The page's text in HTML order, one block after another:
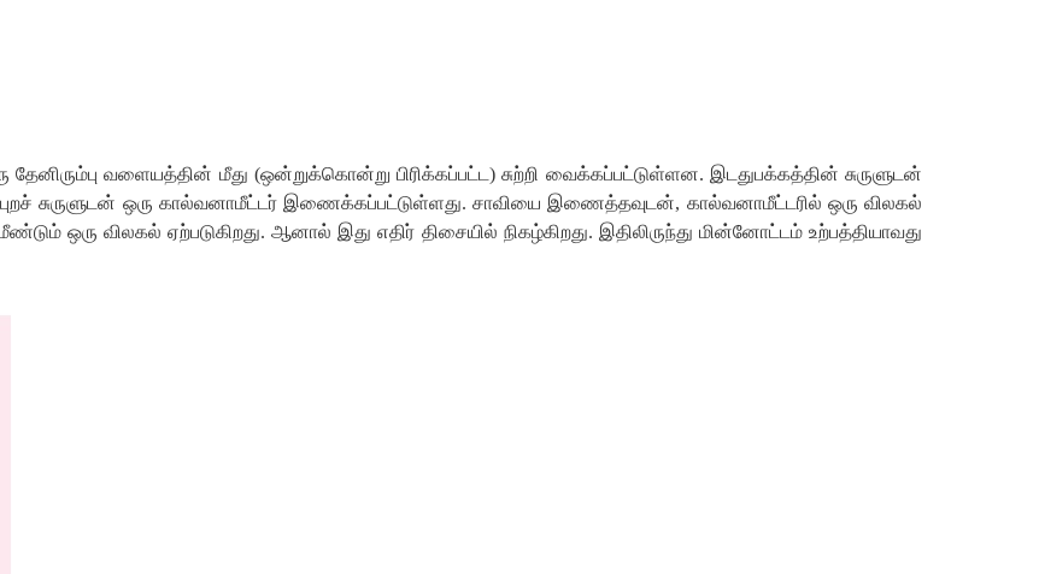
தேனிரும்பு வளையத்தின் மீது (ஒன்றுக்கொன்று பிரிக்கப்பட்ட)சுற்றி வைக்கப்பட்டுள்ளன. இடதுபக்கத்தின் சுருளுடன்
சுருளுடன் ஒரு கால்வனாமீட்டர் இணைக்கப்பட்டுள்ளது.சாவியை இணைத்தவுடன், கால்வனாமீட்டரில் ஒரு விலகல்
ஒரு விலகல் ஏற்படுகிறது.ஆனால் இது எதிர் திசையில் நிகழ்கிறது. இதிலிருந்து மின்னோட்டம் உற்பத்தியாவது